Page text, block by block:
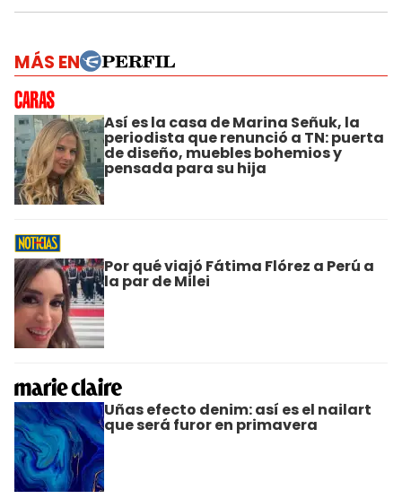
MÁS EN
Así es la casa de Marina Señuk, la
periodista que renunció a TN: puerta
de diseño, muebles bohemios y
pensada para su hija
Por qué viajó Fátima Flórez a Perú a
la par de Milei
Uñas efecto denim: así es el nailart
que será furor en primavera